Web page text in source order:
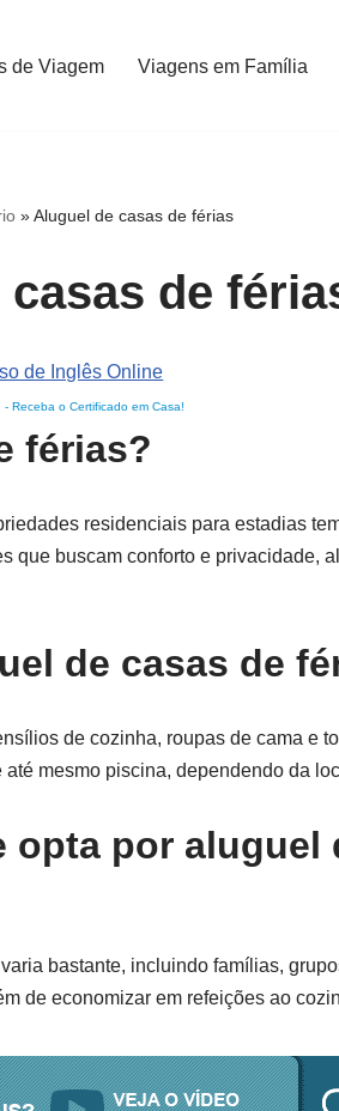
de Viagem Viagens em Família
»Aluguel de casas de férias
de
- Receba o Certificado em Casa!
férias?
residenciais para estadias
que buscam conforto e privacidade,
de casas de
de cozinha, roupas de cama e
mesmo piscina, dependendo da
por aluguel
bastante, incluindo famílias,
de economizar em refeições ao